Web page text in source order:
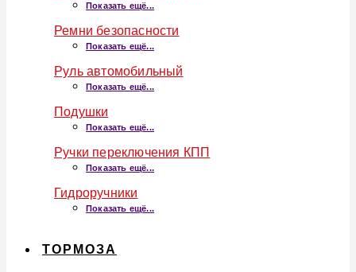
Показать ещё...
Ремни безопасности
Показать ещё...
Руль автомобильный
Показать ещё...
Подушки
Показать ещё...
Ручки переключения КПП
Показать ещё...
Гидроручники
Показать ещё...
ТОРМОЗА